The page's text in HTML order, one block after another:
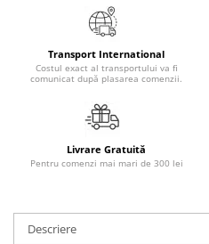
Starea de bine
Terapii Alternative
Biografii, Memorii, Jurnale
Carti pentru Adolescenti, Young
Adult
Transport International
Costul exact al transportului va fi
comunicat după plasarea comenzii.
Livrare Gratuită
Pentru comenzi mai mari de 300 lei
Descriere